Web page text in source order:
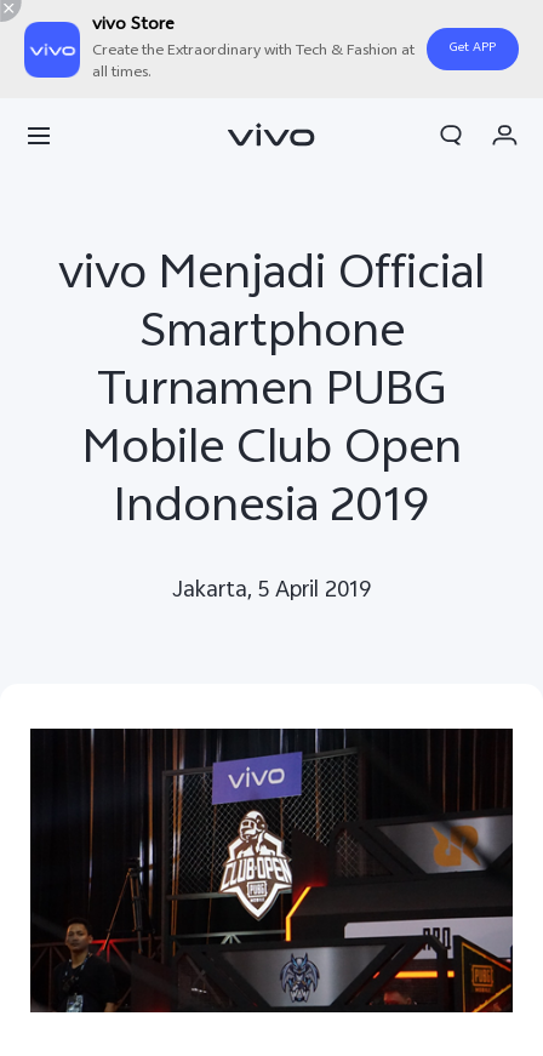
vivo Store
Create the Extraordinary with Tech & Fashion at
all times.
Get APP
Indonesia | Pilih negara/wilayah
Akun Saya
vivo Menjadi Official
Smartphone
Turnamen PUBG
Mobile Club Open
Indonesia 2019
Jakarta, 5 April 2019